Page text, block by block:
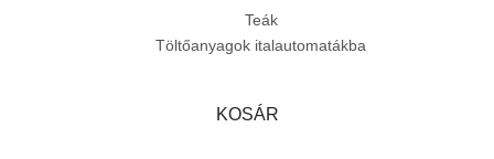
Teák
Töltőanyagok italautomatákba
KOSÁR